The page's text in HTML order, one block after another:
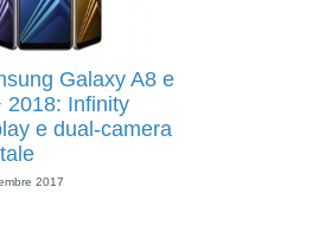
Galaxy A8 e
2018: Infinity
e dual-camera
2017